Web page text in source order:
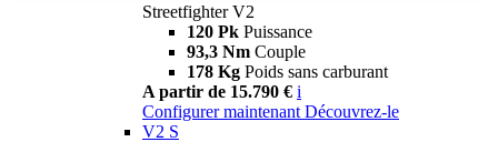
Streetfighter V2
120 Pk Puissance
93,3 Nm Couple
178 Kg Poids sans carburant
A partir de 15.790 € i
Configurer maintenant Découvrez-le
V2 S